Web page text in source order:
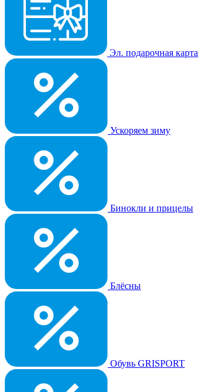
Эл. подарочная карта
Ускоряем зиму
Бинокли и прицелы
Блёсны
Обувь GRISPORT